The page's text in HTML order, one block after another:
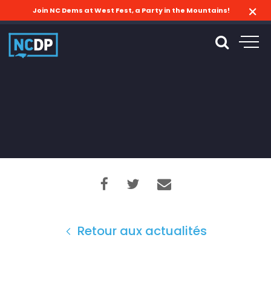
Join NC Dems at West Fest, a Party in the Mountains!
Retour aux actualités